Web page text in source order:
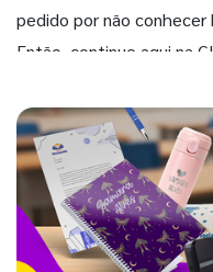
pedido por não
Então, continue aqui na